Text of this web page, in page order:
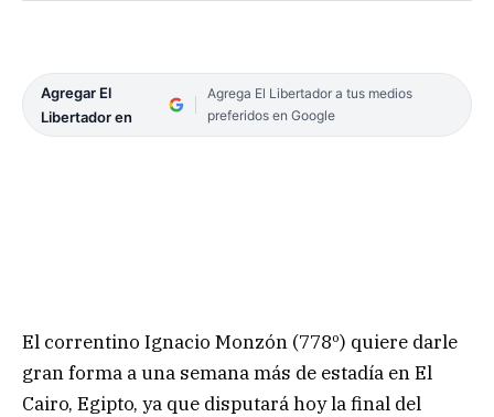
Agregar El
Libertador en
Agrega El Libertador a tus medios
preferidos en Google
El correntino Ignacio Monzón (778º) quiere darle
gran forma a una semana más de estadía en El
Cairo, Egipto, ya que disputará hoy la final del